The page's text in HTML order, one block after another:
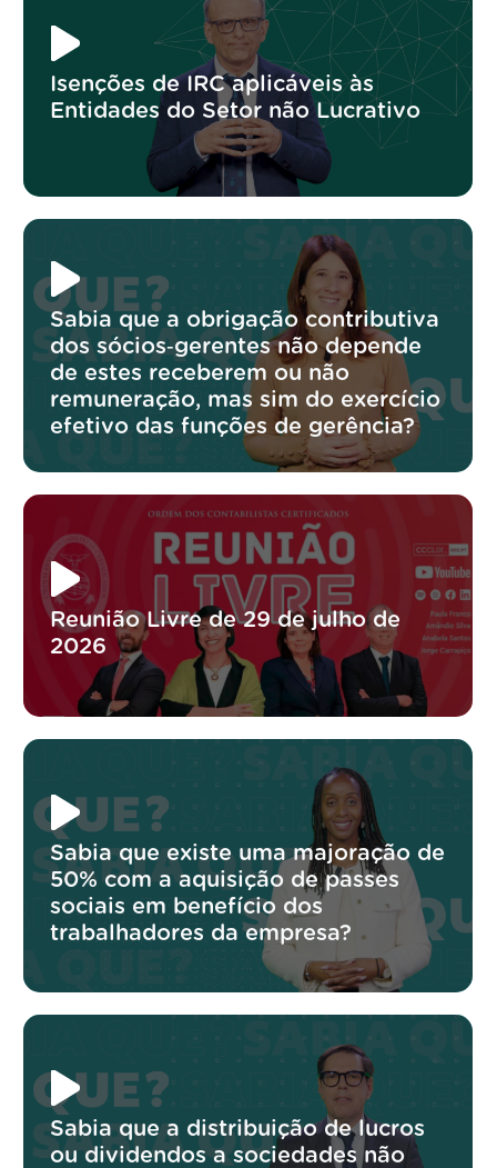
Isenções de IRC aplicáveis às
Entidades do Setor não Lucrativo
Sabia que a obrigação contributiva
dos sócios‑gerentes não depende
de estes receberem ou não
remuneração, mas sim do exercício
efetivo das funções de gerência?
Reunião Livre de 29 de julho de
2026
Sabia que existe uma majoração de
50% com a aquisição de passes
sociais em benefício dos
trabalhadores da empresa?
Sabia que a distribuição de lucros
ou dividendos a sociedades não